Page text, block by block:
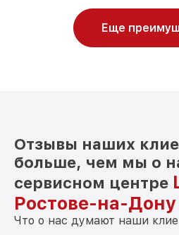
Еще
Отзывы наших
больше, чем мы о
сервисном центре
Ростове-на-Дону
Что о нас думают наши